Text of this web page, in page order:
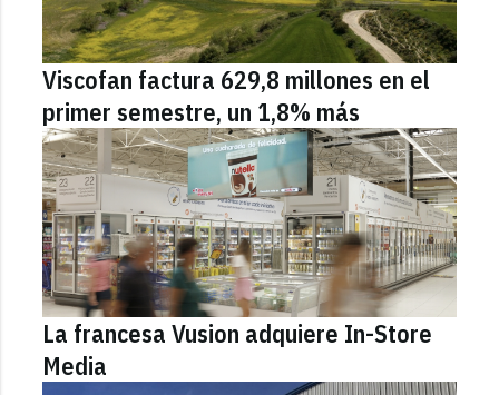
Viscofan factura 629,8 millones en el
primer semestre, un 1,8% más
La francesa Vusion adquiere In-Store
Media